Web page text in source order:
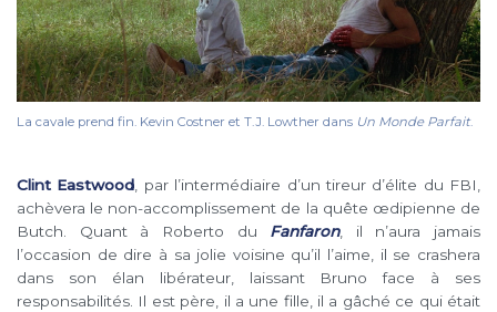
La cavale prend fin. Kevin Costner et T.J. Lowther dans Un Monde Parfait.
Clint Eastwood, par l’intermédiaire d’un tireur d’élite du FBI,
achèvera le non-accomplissement de la quête œdipienne de
Butch. Quant à Roberto du Fanfaron, il n’aura jamais
l’occasion de dire à sa jolie voisine qu’il l’aime, il se crashera
dans son élan libérateur, laissant Bruno face à ses
responsabilités. Il est père, il a une fille, il a gâché ce qui était